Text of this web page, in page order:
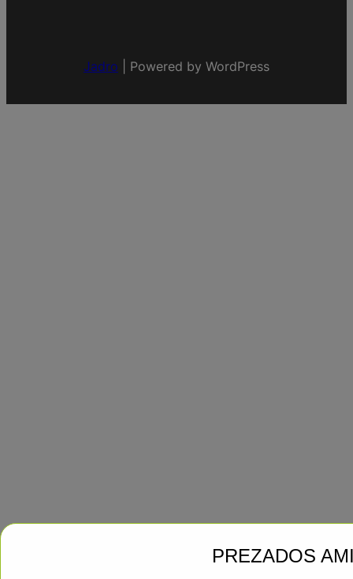
Jadro Powered by WordPress
PREZADOS